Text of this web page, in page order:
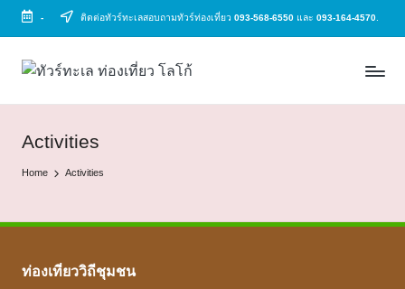
Skip
- ติดต่อทัวร์ทะเลสอบถามทัวร์ท่องเที่ยว093-568-6550 และ093-164-4570
ทั
ว
ร์
ท
เ
ล
ทัวร์
ถูก
|
ทะเล
Activities
Home Activities
ท่องเที่ยววิถีชุมชน